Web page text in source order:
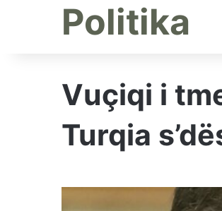
Politika
Vuçiqi i
Turqia